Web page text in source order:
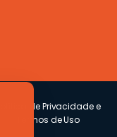
Política de Privacidade e
Termos de Uso